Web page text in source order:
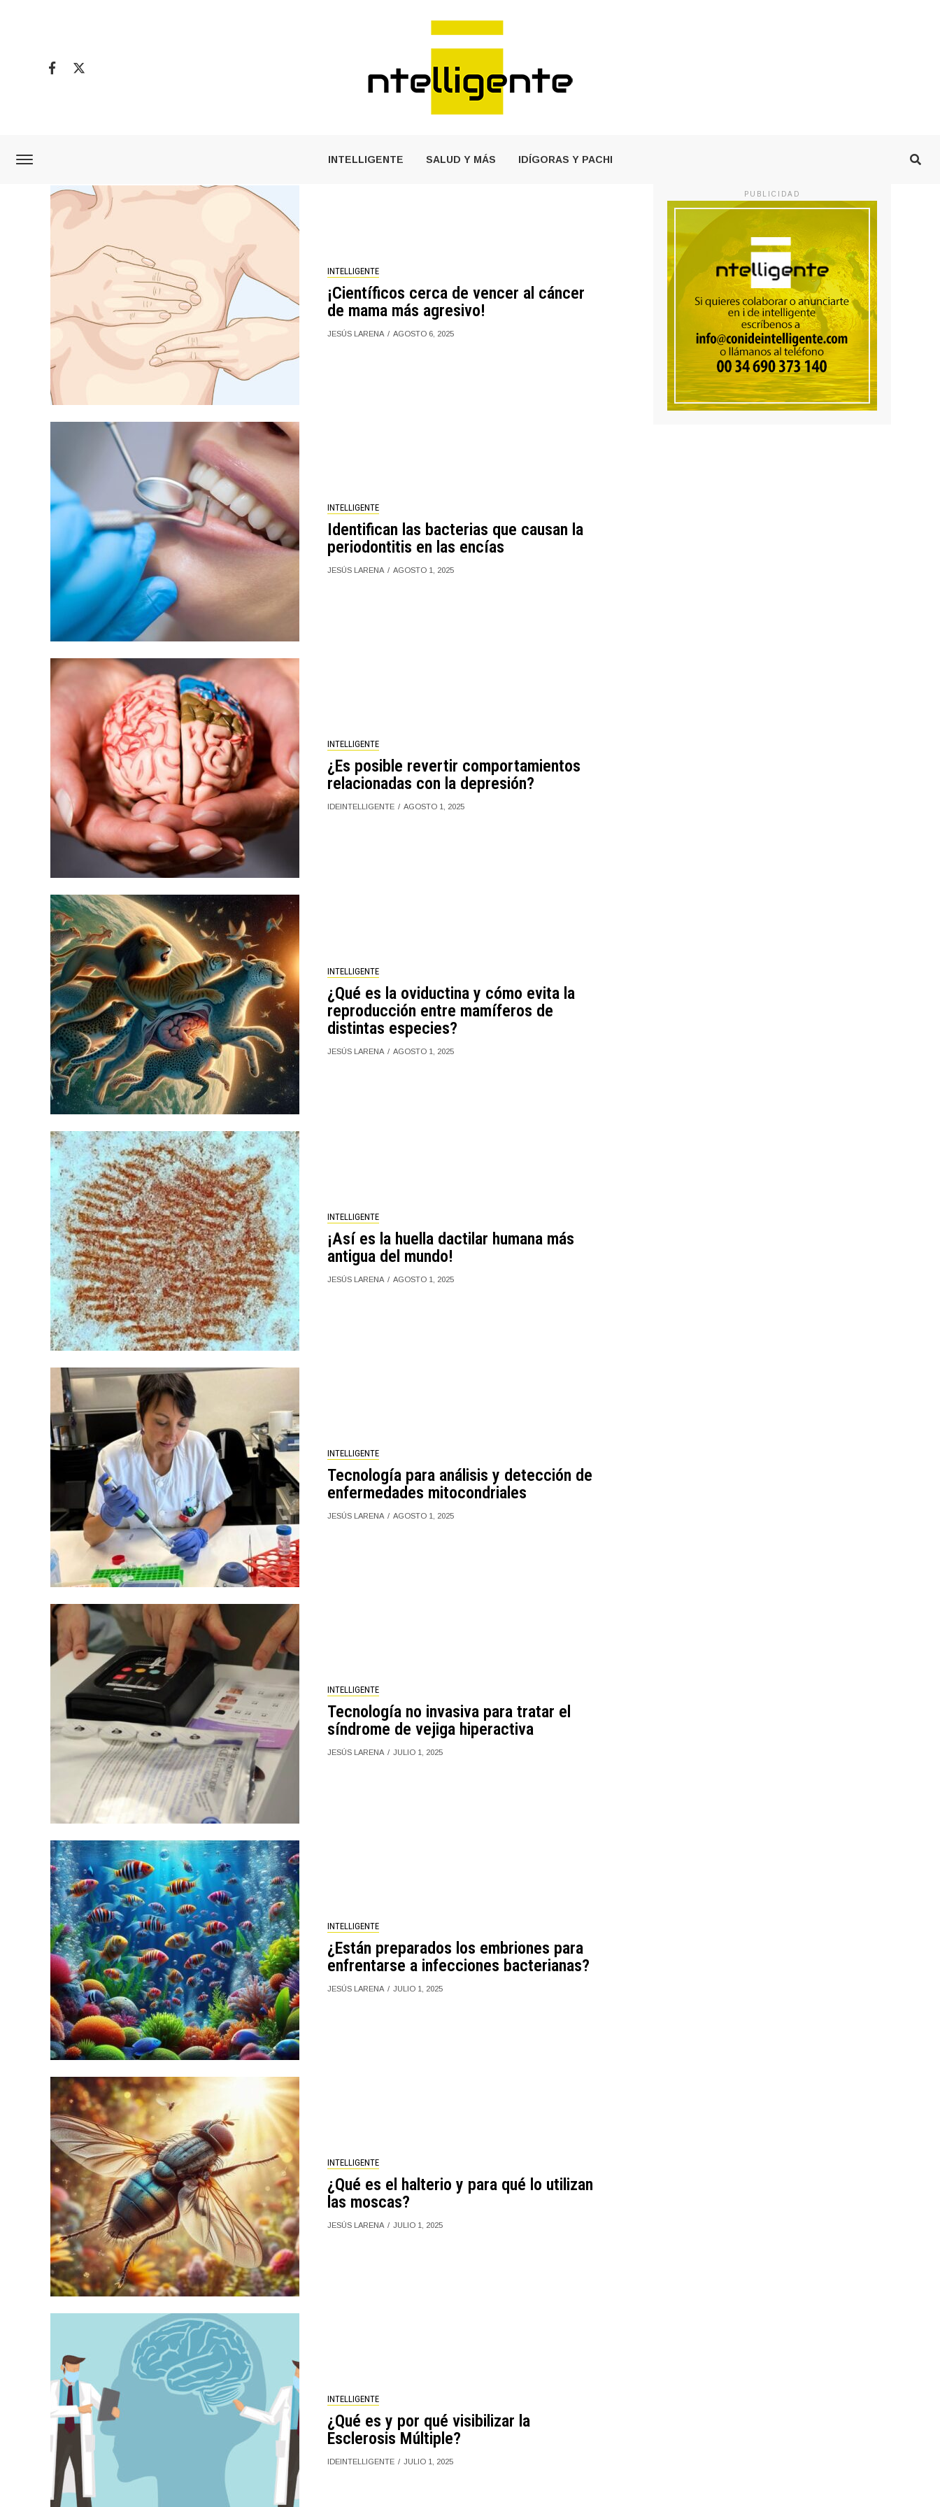
INTELLIGENTE SALUD Y MÁS IDÍGORAS Y PACHI
INTELLIGENTE
¡Científicos cerca de vencer al cáncer
de mama más agresivo!
JESÚS LARENA AGOSTO 6, 2025
INTELLIGENTE
Identifican las bacterias que causan la
periodontitis en las encías
JESÚS LARENA AGOSTO 1, 2025
INTELLIGENTE
¿Es posible revertir comportamientos
relacionadas con la depresión?
IDEINTELLIGENTE AGOSTO 1, 2025
INTELLIGENTE
¿Qué es la oviductina y cómo evita la
reproducción entre mamíferos de
distintas especies?
JESÚS LARENA AGOSTO 1, 2025
INTELLIGENTE
¡Así es la huella dactilar humana más
antigua del mundo!
JESÚS LARENA AGOSTO 1, 2025
INTELLIGENTE
Tecnología para análisis y detección de
enfermedades mitocondriales
JESÚS LARENA AGOSTO 1, 2025
INTELLIGENTE
Tecnología no invasiva para tratar el
síndrome de vejiga hiperactiva
JESÚS LARENA JULIO 1, 2025
INTELLIGENTE
¿Están preparados los embriones para
enfrentarse a infecciones bacterianas?
JESÚS LARENA JULIO 1, 2025
INTELLIGENTE
¿Qué es el halterio y para qué lo utilizan
las moscas?
JESÚS LARENA JULIO 1, 2025
INTELLIGENTE
¿Qué es y por qué visibilizar la
Esclerosis Múltiple?
IDEINTELLIGENTE JULIO 1, 2025
PUBLICIDAD